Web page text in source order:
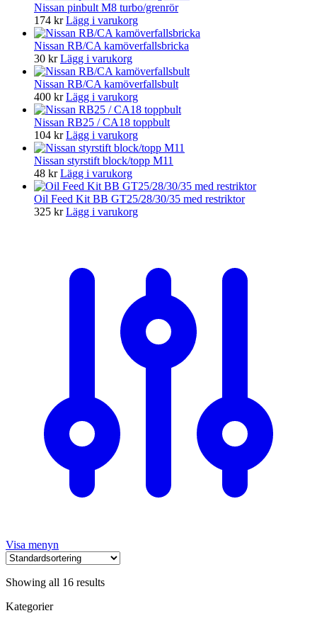
Nissan pinbult M8 turbo/grenrör
174 kr Lägg i varukorg
Nissan RB/CA kamöverfallsbricka
30 kr Lägg i varukorg
Nissan RB/CA kamöverfallsbult
400 kr Lägg i varukorg
Nissan RB25 / CA18 toppbult
104 kr Lägg i varukorg
Nissan styrstift block/topp M11
48 kr Lägg i varukorg
Oil Feed Kit BB GT25/28/30/35 med restriktor
325 kr Lägg i varukorg
Visa menyn
Showing all 16 results
Kategorier